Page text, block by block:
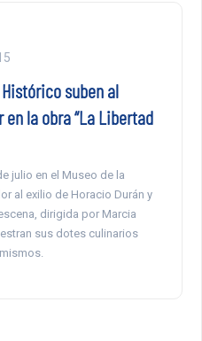
suben al
la obra “La Libertad
julio en el Museo de la
al exilio de Horacio Durán y
dirigida por Marcia
sus dotes culinarios